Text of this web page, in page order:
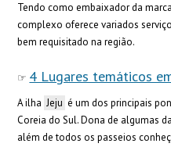
Tendo como embaixador da
complexo oferece variados
bem requisitado na região.
4 Lugares temáticos
A ilha Jeju é um dos principais
Coreia do Sul. Dona de algumas
além de todos os passeios